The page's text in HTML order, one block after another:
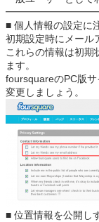
■ 個人情報の設定に
初期設定時にメール
これらの情報は初期
ます。
foursquareのPC版
変更しましょう。
■ 位置情報を公開し